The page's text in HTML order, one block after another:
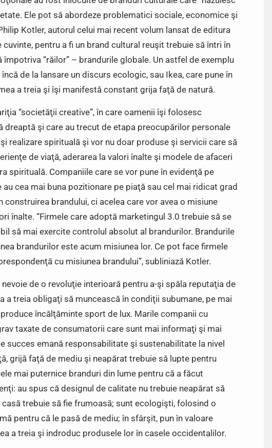
Ele pot să abordeze problematici sociale, economice şi
Kotler, autorul celui mai recent volum lansat de editura
cuvinte, pentru a fi un brand cultural reuşit trebuie să întri în
împotriva “răilor” – brandurile globale. Un astfel de exemplu
de la lansare un discurs ecologic, sau Ikea, care pune în
a treia şi îşi manifestă constant grija faţă de natură.
“societăţii creative”, în care oamenii îşi folosesc
dreaptă şi care au trecut de etapa preocupărilor personale
realizare spirituală şi vor nu doar produse şi servicii care să
de viaţă, aderarea la valori înalte şi modele de afaceri
spirituală. Companiile care se vor pune în evidenţă pe
cea mai buna pozitionare pe piaţă sau cel mai ridicat grad
brandului, ci acelea care vor avea o misiune
înalte. “Firmele care adoptă marketingul 3.0 trebuie să se
să mai exercite controlul absolut al brandurilor. Brandurile
brandurilor este acum misiunea lor. Ce pot face firmele
cu misiunea brandului”, subliniază Kotler.
de o revoluţie interioară pentru a-şi spăla reputaţia de
a treia obligaţi să muncească în condiţii subumane, pe mai
încălţăminte sport de lux. Marile companii cu
taxate de consumatorii care sunt mai informaţi şi mai
succes emană responsabilitate şi sustenabilitate la nivel
grijă faţă de mediu şi neapărat trebuie să lupte pentru
mai puternice branduri din lume pentru că a făcut
au spus că designul de calitate nu trebuie neapărat să
trebuie să fie frumoasă; sunt ecologişti, folosind o
pentru că le pasă de mediu; în sfârşit, pun în valoare
a treia şi indroduc produsele lor în casele occidentalilor.